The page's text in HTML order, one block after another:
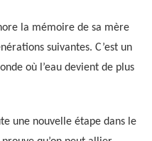
la mémoire de sa mère
suivantes. C’est un
où l’eau devient de plus
une nouvelle étape dans le